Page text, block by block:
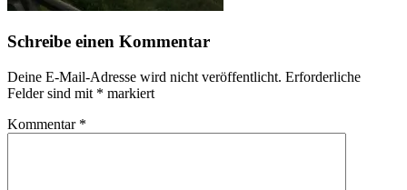
Schreibe einen Kommentar
Deine E-Mail-Adresse wird nicht veröffentlicht. Erforderliche
Felder sind mit * markiert
Kommentar *